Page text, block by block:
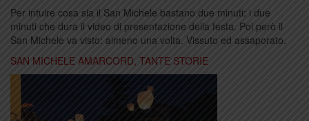
Per intuire cosa sia il San Michele bastano due minuti: i due
minuti che dura il video di presentazione della festa. Poi però il
San Michele va visto: almeno una volta. Vissuto ed assaporato.
SAN MICHELE AMARCORD, TANTE STORIE